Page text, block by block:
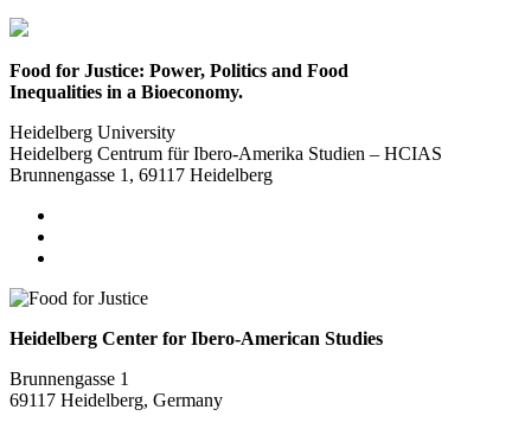
Food for Justice: Power, Politics and Food
Inequalities in a Bioeconomy.
Heidelberg University
Heidelberg Centrum für Ibero-Amerika Studien – HCIAS
Brunnengasse 1, 69117 Heidelberg
Heidelberg Center for Ibero-American Studies
Brunnengasse 1
69117 Heidelberg, Germany